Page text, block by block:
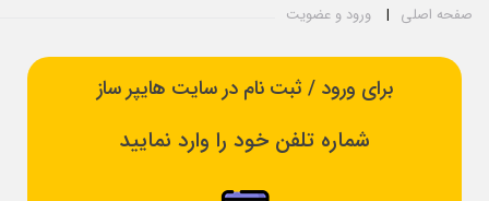
ثبت‌نام تامین‌کننده
صفحه اصلی ورود و عضویت
برای ورود / ثبت نام در سایت هایپر ساز
شماره تلفن خود را وارد نمایید